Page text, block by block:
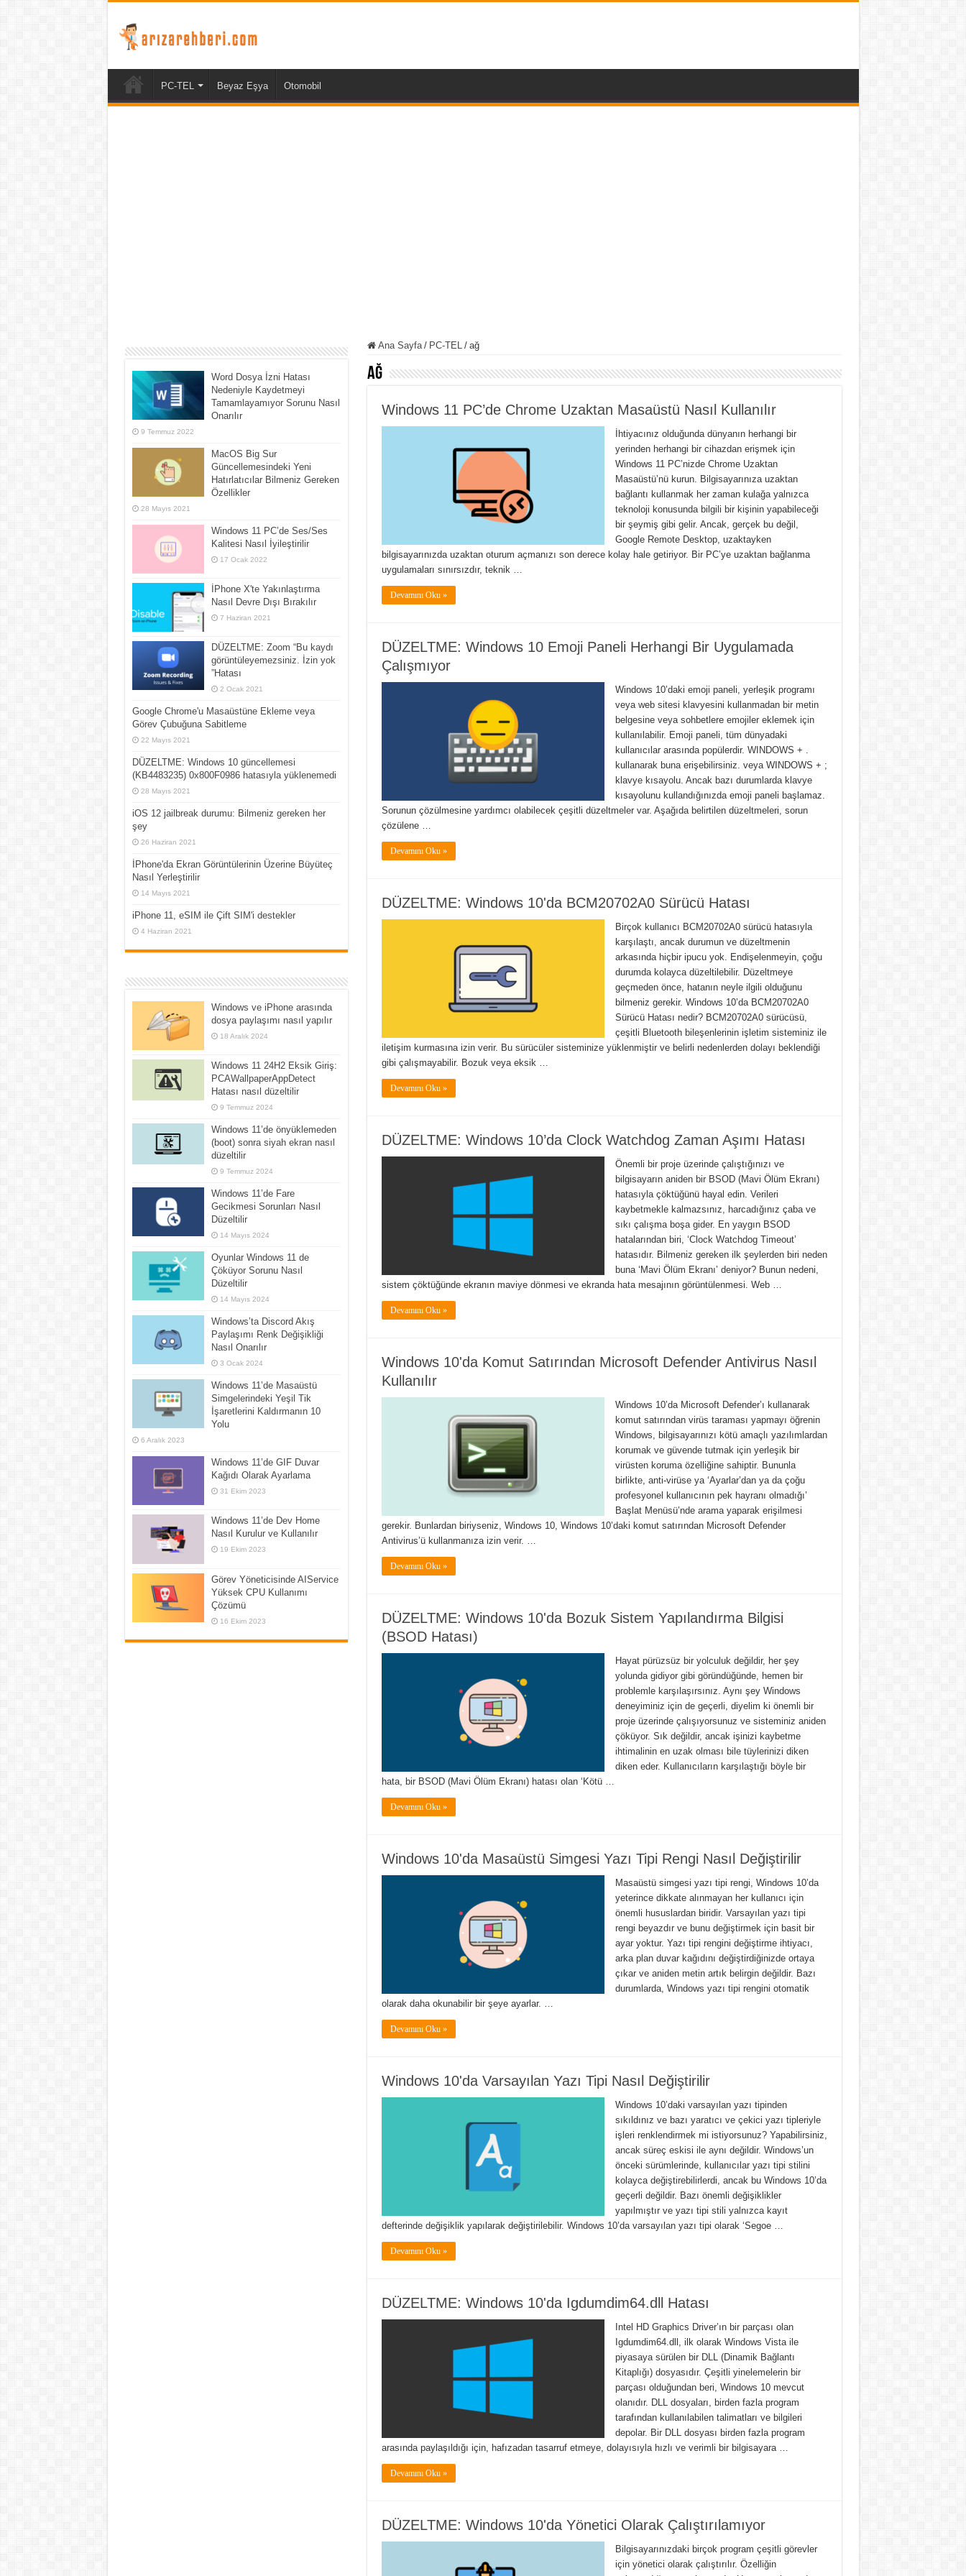
PC-TEL Beyaz Eşya Otomobil
Ana Sayfa / PC-TEL / ağ
ağ
Windows 11 PC’de Chrome Uzaktan Masaüstü Nasıl Kullanılır
İhtiyacınız olduğunda dünyanın herhangi bir
yerinden herhangi bir cihazdan erişmek için
Windows 11 PC’nizde Chrome Uzaktan
Masaüstü’nü kurun. Bilgisayarınıza uzaktan
bağlantı kullanmak her zaman kulağa yalnızca
teknoloji konusunda bilgili bir kişinin yapabileceği
bir şeymiş gibi gelir. Ancak, gerçek bu değil,
Google Remote Desktop, uzaktayken
bilgisayarınızda uzaktan oturum açmanızı son derece kolay hale getiriyor. Bir PC’ye uzaktan bağlanma
uygulamaları sınırsızdır, teknik …
Devamını Oku »
DÜZELTME: Windows 10 Emoji Paneli Herhangi Bir Uygulamada
Çalışmıyor
Windows 10’daki emoji paneli, yerleşik programı
veya web sitesi klavyesini kullanmadan bir metin
belgesine veya sohbetlere emojiler eklemek için
kullanılabilir. Emoji paneli, tüm dünyadaki
kullanıcılar arasında popülerdir. WINDOWS + .
kullanarak buna erişebilirsiniz. veya WINDOWS + ;
klavye kısayolu. Ancak bazı durumlarda klavye
kısayolunu kullandığınızda emoji paneli başlamaz.
Sorunun çözülmesine yardımcı olabilecek çeşitli düzeltmeler var. Aşağıda belirtilen düzeltmeleri, sorun
çözülene …
Devamını Oku »
DÜZELTME: Windows 10'da BCM20702A0 Sürücü Hatası
Birçok kullanıcı BCM20702A0 sürücü hatasıyla
karşılaştı, ancak durumun ve düzeltmenin
arkasında hiçbir ipucu yok. Endişelenmeyin, çoğu
durumda kolayca düzeltilebilir. Düzeltmeye
geçmeden önce, hatanın neyle ilgili olduğunu
bilmeniz gerekir. Windows 10’da BCM20702A0
Sürücü Hatası nedir? BCM20702A0 sürücüsü,
çeşitli Bluetooth bileşenlerinin işletim sisteminiz ile
iletişim kurmasına izin verir. Bu sürücüler sisteminize yüklenmiştir ve belirli nedenlerden dolayı beklendiği
gibi çalışmayabilir. Bozuk veya eksik …
Devamını Oku »
DÜZELTME: Windows 10’da Clock Watchdog Zaman Aşımı Hatası
Önemli bir proje üzerinde çalıştığınızı ve
bilgisayarın aniden bir BSOD (Mavi Ölüm Ekranı)
hatasıyla çöktüğünü hayal edin. Verileri
kaybetmekle kalmazsınız, harcadığınız çaba ve
sıkı çalışma boşa gider. En yaygın BSOD
hatalarından biri, ‘Clock Watchdog Timeout’
hatasıdır. Bilmeniz gereken ilk şeylerden biri neden
buna ‘Mavi Ölüm Ekranı’ deniyor? Bunun nedeni,
sistem çöktüğünde ekranın maviye dönmesi ve ekranda hata mesajının görüntülenmesi. Web …
Devamını Oku »
Windows 10'da Komut Satırından Microsoft Defender Antivirus Nasıl
Kullanılır
Windows 10’da Microsoft Defender’ı kullanarak
komut satırından virüs taraması yapmayı öğrenin
Windows, bilgisayarınızı kötü amaçlı yazılımlardan
korumak ve güvende tutmak için yerleşik bir
virüsten koruma özelliğine sahiptir. Bununla
birlikte, anti-virüse ya ‘Ayarlar’dan ya da çoğu
profesyonel kullanıcının pek hayranı olmadığı’
Başlat Menüsü’nde arama yaparak erişilmesi
gerekir. Bunlardan biriyseniz, Windows 10, Windows 10’daki komut satırından Microsoft Defender
Antivirus’ü kullanmanıza izin verir. …
Devamını Oku »
DÜZELTME: Windows 10'da Bozuk Sistem Yapılandırma Bilgisi
(BSOD Hatası)
Hayat pürüzsüz bir yolculuk değildir, her şey
yolunda gidiyor gibi göründüğünde, hemen bir
problemle karşılaşırsınız. Aynı şey Windows
deneyiminiz için de geçerli, diyelim ki önemli bir
proje üzerinde çalışıyorsunuz ve sisteminiz aniden
çöküyor. Sık değildir, ancak işinizi kaybetme
ihtimalinin en uzak olması bile tüylerinizi diken
diken eder. Kullanıcıların karşılaştığı böyle bir
hata, bir BSOD (Mavi Ölüm Ekranı) hatası olan ‘Kötü …
Devamını Oku »
Windows 10'da Masaüstü Simgesi Yazı Tipi Rengi Nasıl Değiştirilir
Masaüstü simgesi yazı tipi rengi, Windows 10’da
yeterince dikkate alınmayan her kullanıcı için
önemli hususlardan biridir. Varsayılan yazı tipi
rengi beyazdır ve bunu değiştirmek için basit bir
ayar yoktur. Yazı tipi rengini değiştirme ihtiyacı,
arka plan duvar kağıdını değiştirdiğinizde ortaya
çıkar ve aniden metin artık belirgin değildir. Bazı
durumlarda, Windows yazı tipi rengini otomatik
olarak daha okunabilir bir şeye ayarlar. …
Devamını Oku »
Windows 10'da Varsayılan Yazı Tipi Nasıl Değiştirilir
Windows 10’daki varsayılan yazı tipinden
sıkıldınız ve bazı yaratıcı ve çekici yazı tipleriyle
işleri renklendirmek mi istiyorsunuz? Yapabilirsiniz,
ancak süreç eskisi ile aynı değildir. Windows’un
önceki sürümlerinde, kullanıcılar yazı tipi stilini
kolayca değiştirebilirlerdi, ancak bu Windows 10’da
geçerli değildir. Bazı önemli değişiklikler
yapılmıştır ve yazı tipi stili yalnızca kayıt
defterinde değişiklik yapılarak değiştirilebilir. Windows 10’da varsayılan yazı tipi olarak ‘Segoe …
Devamını Oku »
DÜZELTME: Windows 10'da Igdumdim64.dll Hatası
Intel HD Graphics Driver’ın bir parçası olan
Igdumdim64.dll, ilk olarak Windows Vista ile
piyasaya sürülen bir DLL (Dinamik Bağlantı
Kitaplığı) dosyasıdır. Çeşitli yinelemelerin bir
parçası olduğundan beri, Windows 10 mevcut
olanıdır. DLL dosyaları, birden fazla program
tarafından kullanılabilen talimatları ve bilgileri
depolar. Bir DLL dosyası birden fazla program
arasında paylaşıldığı için, hafızadan tasarruf etmeye, dolayısıyla hızlı ve verimli bir bilgisayara …
Devamını Oku »
DÜZELTME: Windows 10'da Yönetici Olarak Çalıştırılamıyor
Bilgisayarınızdaki birçok program çeşitli görevler
için yönetici olarak çalıştırılır. Özelliğin
Word Dosya İzni Hatası
Nedeniyle Kaydetmeyi
Tamamlayamıyor Sorunu Nasıl
Onarılır
9 Temmuz 2022
MacOS Big Sur
Güncellemesindeki Yeni
Hatırlatıcılar Bilmeniz Gereken
Özellikler
28 Mayıs 2021
Windows 11 PC’de Ses/Ses
Kalitesi Nasıl İyileştirilir
17 Ocak 2022
İPhone X'te Yakınlaştırma
Nasıl Devre Dışı Bırakılır
7 Haziran 2021
DÜZELTME: Zoom “Bu kaydı
görüntüleyemezsiniz. İzin yok
”Hatası
2 Ocak 2021
Google Chrome'u Masaüstüne Ekleme veya
Görev Çubuğuna Sabitleme
22 Mayıs 2021
DÜZELTME: Windows 10 güncellemesi
(KB4483235) 0x800F0986 hatasıyla yüklenemedi
28 Mayıs 2021
iOS 12 jailbreak durumu: Bilmeniz gereken her
şey
26 Haziran 2021
İPhone'da Ekran Görüntülerinin Üzerine Büyüteç
Nasıl Yerleştirilir
14 Mayıs 2021
iPhone 11, eSIM ile Çift SIM'i destekler
4 Haziran 2021
Windows ve iPhone arasında
dosya paylaşımı nasıl yapılır
18 Aralık 2024
Windows 11 24H2 Eksik Giriş:
PCAWallpaperAppDetect
Hatası nasıl düzeltilir
9 Temmuz 2024
Windows 11’de önyüklemeden
(boot) sonra siyah ekran nasıl
düzeltilir
9 Temmuz 2024
Windows 11’de Fare
Gecikmesi Sorunları Nasıl
Düzeltilir
14 Mayıs 2024
Oyunlar Windows 11 de
Çöküyor Sorunu Nasıl
Düzeltilir
14 Mayıs 2024
Windows’ta Discord Akış
Paylaşımı Renk Değişikliği
Nasıl Onarılır
3 Ocak 2024
Windows 11’de Masaüstü
Simgelerindeki Yeşil Tik
İşaretlerini Kaldırmanın 10
Yolu
6 Aralık 2023
Windows 11’de GIF Duvar
Kağıdı Olarak Ayarlama
31 Ekim 2023
Windows 11’de Dev Home
Nasıl Kurulur ve Kullanılır
19 Ekim 2023
Görev Yöneticisinde AIService
Yüksek CPU Kullanımı
Çözümü
16 Ekim 2023